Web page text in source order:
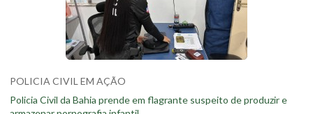
POLICIA CIVIL EM AÇÃO
Policia Civil da Bahia prende em flagrante suspeito de produzir e